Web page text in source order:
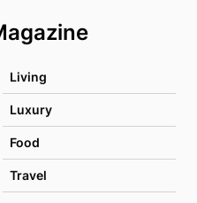
Living
Luxury
Food
Travel